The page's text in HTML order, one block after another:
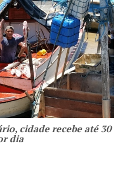
cidade recebe até 30
dia